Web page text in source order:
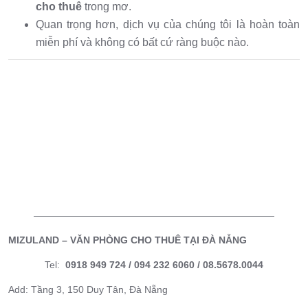
cho thuê trong mơ.
Quan trọng hơn, dịch vụ của chúng tôi là hoàn toàn
miễn phí và không có bất cứ ràng buộc nào.
—————————————————————————
MIZULAND – VĂN PHÒNG CHO THUÊ TẠI ĐÀ NẴNG
Tel: 0918 949 724 / 094 232 6060 / 08.5678.0044
Add: Tầng 3, 150 Duy Tân, Đà Nẵng